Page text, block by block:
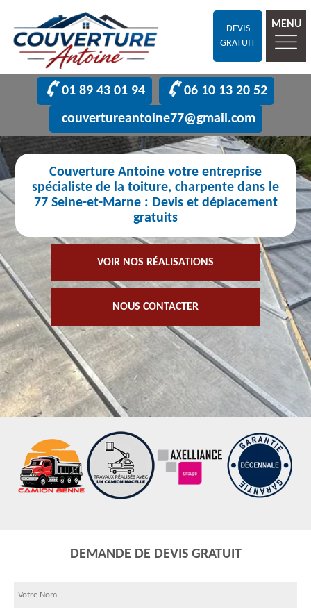
DEVIS
GRATUIT
MENU
01 89 43 01 94
06 10 13 20 52
couvertureantoine77@gmail.com
Couverture Antoine votre entreprise
spécialiste de la toiture, charpente dans le
77 Seine-et-Marne : Devis et déplacement
gratuits
VOIR NOS RÉALISATIONS
NOUS CONTACTER
DEMANDE DE DEVIS GRATUIT